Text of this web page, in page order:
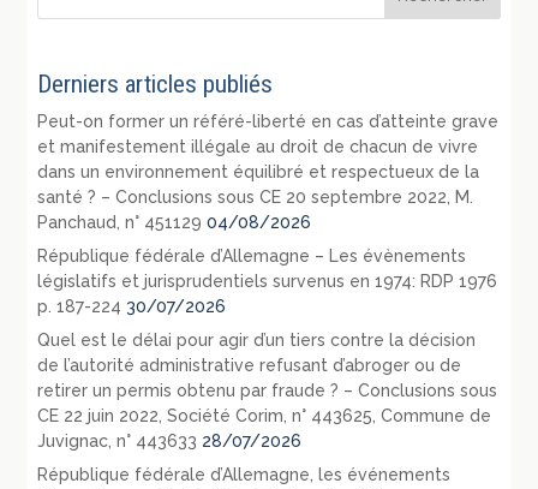
Derniers articles publiés
Peut-on former un référé-liberté en cas d’atteinte grave
et manifestement illégale au droit de chacun de vivre
dans un environnement équilibré et respectueux de la
santé ? – Conclusions sous CE 20 septembre 2022, M.
Panchaud, n° 451129 04/08/2026
République fédérale d’Allemagne – Les évènements
législatifs et jurisprudentiels survenus en 1974: RDP 1976
p. 187-224 30/07/2026
Quel est le délai pour agir d’un tiers contre la décision
de l’autorité administrative refusant d’abroger ou de
retirer un permis obtenu par fraude ? – Conclusions sous
CE 22 juin 2022, Société Corim, n° 443625, Commune de
Juvignac, n° 443633 28/07/2026
République fédérale d’Allemagne, les événements